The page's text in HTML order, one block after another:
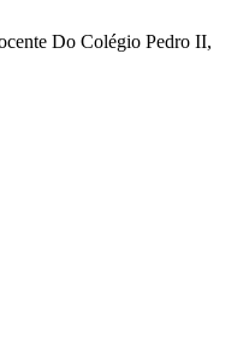
Do Colégio Pedro II,